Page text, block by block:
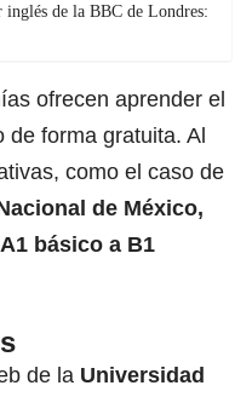
inglés de la BBC de Londres:
ofrecen aprender el
de forma gratuita. Al
como el caso de
de México,
básico a B1
de la Universidad